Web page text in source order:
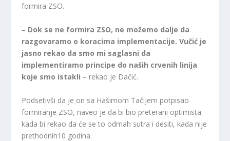
formira ZSO.
– Dok se ne formira ZSO, ne možemo dalje da
razgovaramo o koracima implementacije. Vučić je
jasno rekao da smo mi saglasni da
implementiramo principe do naših crvenih linija
koje smo istakli – rekao je Dačić.
Podsetivši da je on sa Hašimom Tačijem potpisao
formiranje ZSO, naveo je da bi bio preterani optimista
kada bi rekao da će se to odmah sutra i desiti, kada nije
prethodnih10 godina.